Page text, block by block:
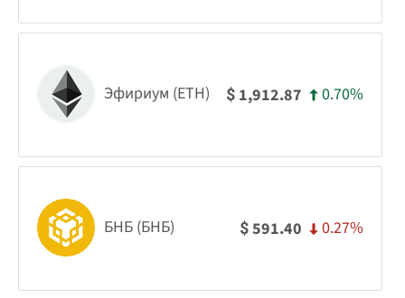
Эфириум (ETH) $ 1,912.87 0.70%
БНБ (БНБ) $591.40 0.27%